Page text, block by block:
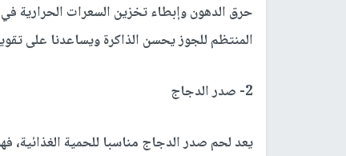
حرق الدهون وإبطاء تخزين السعرات الحرارية
المنتظم للجوز يحسن الذاكرة ويساعدنا على
2- صدر الدجاج
يعد لحم صدر الدجاج مناسبا للحمية الغذائية،